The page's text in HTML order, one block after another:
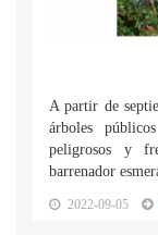
A partir de
árboles
peligrosos y
barrenador
2022-09-05